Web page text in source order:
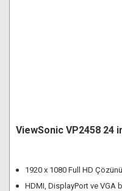
ViewSonic VP2458 24
1920 x 1080 Full HD
HDMI, DisplayPort ve VGA